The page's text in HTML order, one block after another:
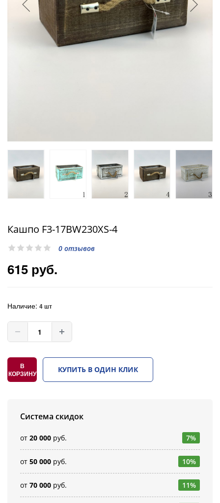
Кашпо F3-17BW230XS-4
0 отзывов
615 руб.
Наличие: 4 шт
В
КОРЗИНУ
КУПИТЬ В ОДИН КЛИК
Система скидок
от 20 000 руб. 7%
от 50 000 руб. 10%
от 70 000 руб. 11%